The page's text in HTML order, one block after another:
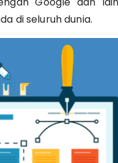
di seluruh dunia.